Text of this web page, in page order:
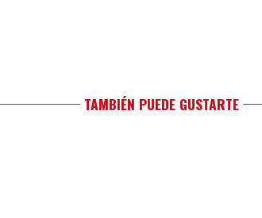
TAMBIÉN PUEDE GUSTARTE